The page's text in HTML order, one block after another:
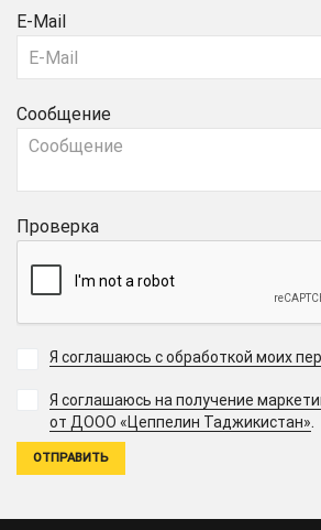
E-Mail
Сообщение
Проверка
Я соглашаюсь с обработкой моих
Я соглашаюсь на получение
от ДООО «Цеппелин Таджикистан».